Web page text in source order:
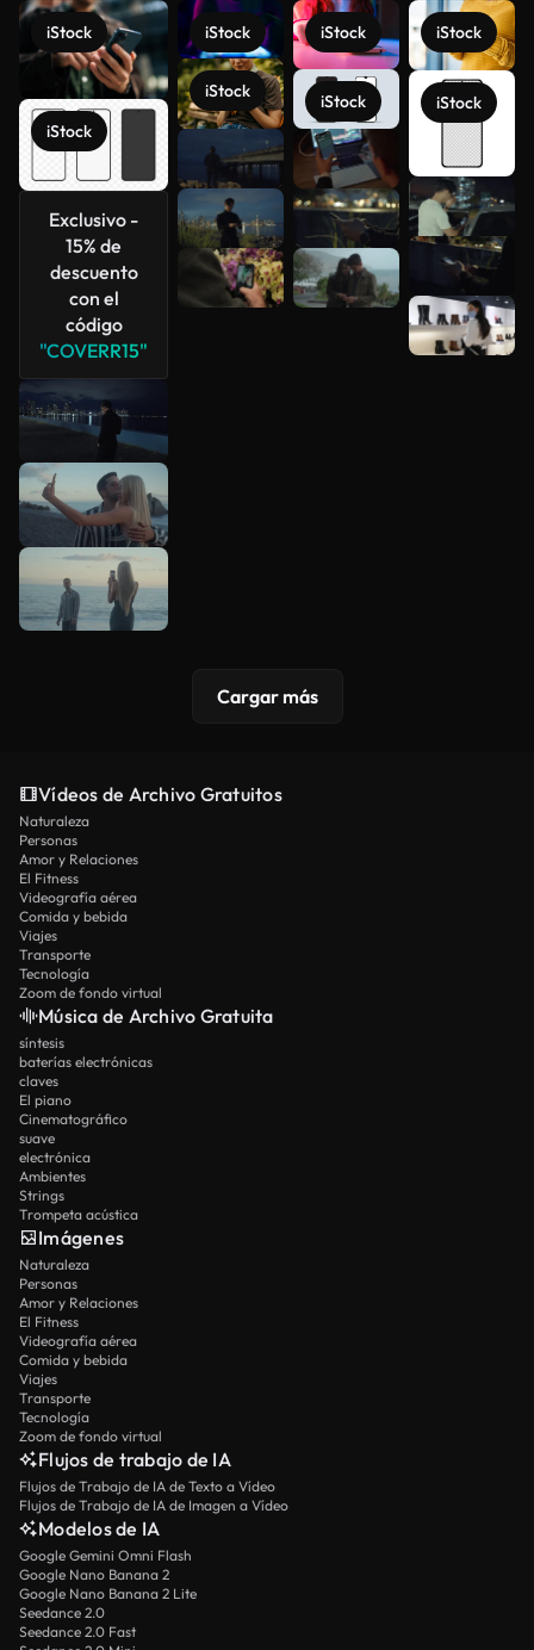
iStock
iStock
Exclusivo -
15% de
descuento
con el
código
"COVERR15"
iStock
iStock
iStock
iStock
iStock
iStock
Ver más
Cargar más
Vídeos de Archivo Gratuitos
Naturaleza
Personas
Amor y Relaciones
El Fitness
Videografía aérea
Comida y bebida
Viajes
Transporte
Tecnología
Zoom de fondo virtual
Música de Archivo Gratuita
síntesis
baterías electrónicas
claves
El piano
Cinematográfico
suave
electrónica
Ambientes
Strings
Trompeta acústica
Imágenes
Naturaleza
Personas
Amor y Relaciones
El Fitness
Videografía aérea
Comida y bebida
Viajes
Transporte
Tecnología
Zoom de fondo virtual
Flujos de trabajo de IA
Flujos de Trabajo de IA de Texto a Vídeo
Flujos de Trabajo de IA de Imagen a Vídeo
Modelos de IA
Google Gemini Omni Flash
Google Nano Banana 2
Google Nano Banana 2 Lite
Seedance 2.0
Seedance 2.0 Fast